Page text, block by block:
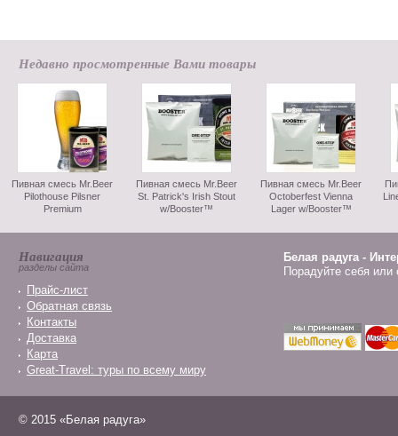
Недавно просмотренные Вами товары
Пивная смесь Mr.Beer
Pilothouse Pilsner
Premium
Пивная смесь Mr.Beer
St. Patrick's Irish Stout
w/Booster™
Пивная смесь Mr.Beer
Octoberfest Vienna
Lager w/Booster™
Навигация
разделы сайта
Прайс-лист
Обратная связь
Контакты
Доставка
Карта
Great-Travel: туры по всему миру
Белая радуга -
Порадуйте себя
© 2015 «Белая радуга»